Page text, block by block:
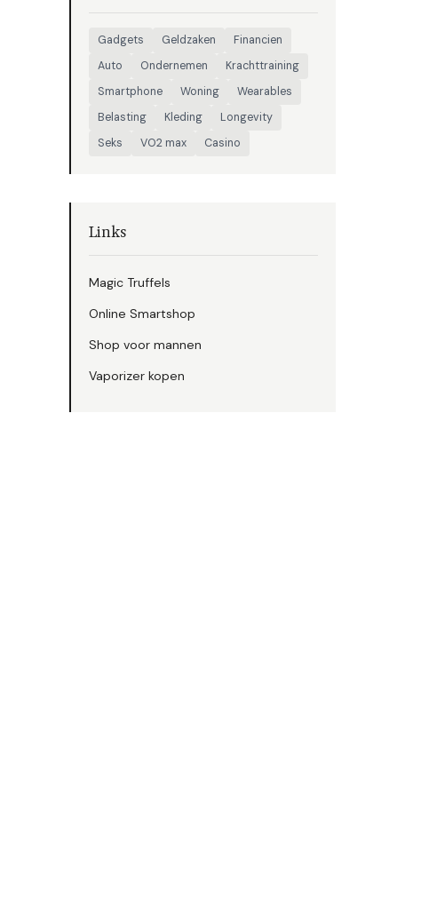
Gadgets Geldzaken
Financien
Auto
Ondernemen
Krachttraining
Smartphone
Woning
Wearables
Belasting
Kleding
Longevity
Seks
VO2 max Casino
Links
Magic Truffels
Online Smartshop
Shop voor mannen
Vaporizer kopen